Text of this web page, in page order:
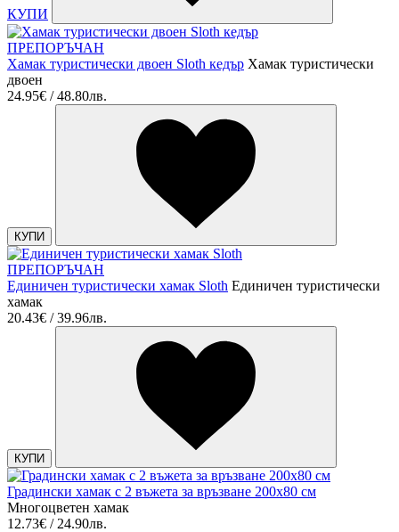
КУПИ
ПРЕПОРЪЧАН
Хамак туристически двоен Sloth кедър Хамак туристически
двоен
24.95€ / 48.80лв.
КУПИ
ПРЕПОРЪЧАН
Единичен туристически хамак Sloth Единичен туристически
хамак
20.43€ / 39.96лв.
КУПИ
Градински хамак с 2 въжета за връзване 200x80 см
Многоцветен хамак
12.73€ / 24.90лв.